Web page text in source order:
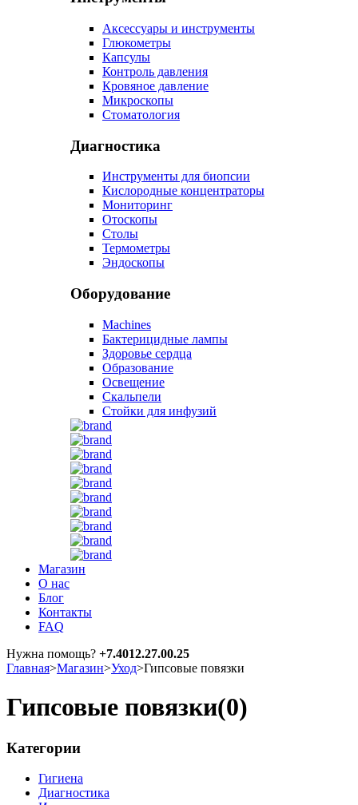
Аксессуары и инструменты
Глюкометры
Капсулы
Контроль давления
Кровяное давление
Микроскопы
Стоматология
Диагностика
Инструменты для биопсии
Кислородные концентраторы
Мониторинг
Отоскопы
Столы
Термометры
Эндоскопы
Оборудование
Machines
Бактерицидные лампы
Здоровье сердца
Образование
Освещение
Скальпели
Стойки для инфузий
Магазин
О нас
Блог
Контакты
FAQ
Нужна помощь? +7.4012.27.00.25
Главная>Магазин>Уход>Гипсовые повязки
Гипсовые повязки(0)
Категории
Гигиена
Диагностика